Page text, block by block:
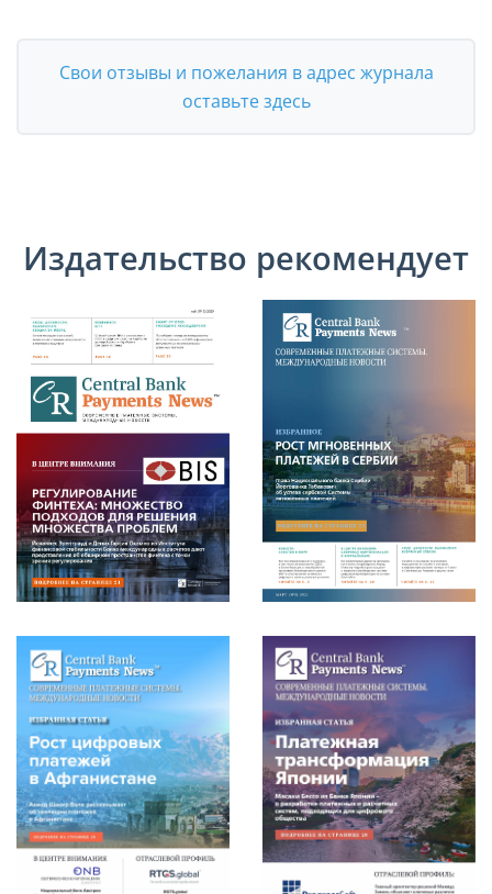
Свои отзывы и пожелания в адрес журнала
оставьте здесь
Издательство рекомендует